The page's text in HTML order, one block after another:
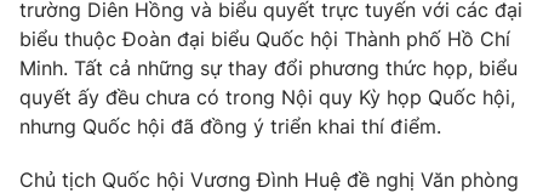
trường Diên Hồng và biểu quyết trực tuyến với các đại
biểu thuộc Đoàn đại biểu Quốc hội Thành phố Hồ Chí
Minh. Tất cả những sự thay đổi phương thức họp, biểu
quyết ấy đều chưa có trong Nội quy Kỳ họp Quốc hội,
nhưng Quốc hội đã đồng ý triển khai thí điểm.
Chủ tịch Quốc hội Vương Đình Huệ đề nghị Văn phòng